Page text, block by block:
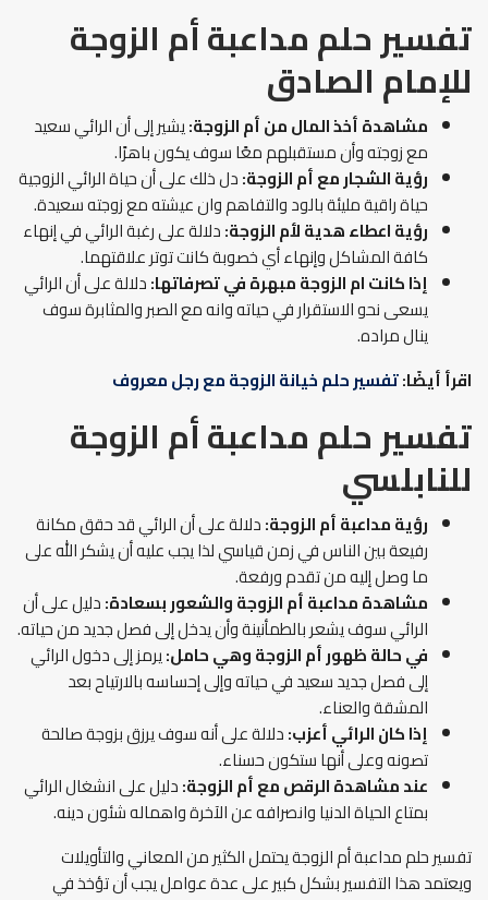
تفسير حلم مداعبة أم الزوجة
للإمام الصادق
مشاهدة أخذ المال من أم الزوجة:يشير إلى أن الرائي سعيد
مع زوجته وأن مستقبلهم معًا سوف يكون باهرًا.
رؤية الشجار مع أم الزوجة:دل ذلك على أن حياة الرائي الزوجية
حياة راقية مليئة بالود والتفاهم وان عيشته مع زوجته سعيدة.
رؤية اعطاء هدية لأم الزوجة:دلالة على رغبة الرائي في إنهاء
كافة المشاكل وإنهاء أي خصوبة كانت توتر علاقتهما.
إذا كانت ام الزوجة مبهرة في تصرفاتها:دلالة على أن الرائي
يسعى نحو الاستقرار في حياته وانه مع الصبر والمثابرة سوف
ينال مراده.
اقرأ أيضًا:تفسير حلم خيانة الزوجة مع رجل معروف
تفسير حلم مداعبة أم الزوجة
للنابلسي
رؤية مداعبة أم الزوجة:دلالة على أن الرائي قد حقق مكانة
رفيعة بين الناس في زمن قياسي لذا يجب عليه أن يشكر الله على
ما وصل إليه من تقدم ورفعة.
مشاهدة مداعبة أم الزوجة والشعور بسعادة:دليل على أن
الرائي سوف يشعر بالطمأنينة وأن يدخل إلى فصل جديد من حياته.
في حالة ظهور أم الزوجة وهي حامل:يرمز إلى دخول الرائي
إلى فصل جديد سعيد في حياته وإلى إحساسه بالارتياح بعد
المشقة والعناء.
إذا كان الرائي أعزب:دلالة على أنه سوف يرزق بزوجة صالحة
تصونه وعلى أنها ستكون حسناء.
عند مشاهدة الرقص مع أم الزوجة:دليل على انشغال الرائي
بمتاع الحياة الدنيا وانصرافه عن الآخرة واهماله شئون دينه.
تفسير حلم مداعبة أم الزوجة يحتمل الكثير من المعاني والتأويلات
ويعتمد هذا التفسير بشكل كبير على عدة عوامل يجب أن تؤخذ في